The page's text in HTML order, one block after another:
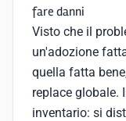
fare danni
Visto che il
un'adozione
quella fatta
replace globale.
inventario: si